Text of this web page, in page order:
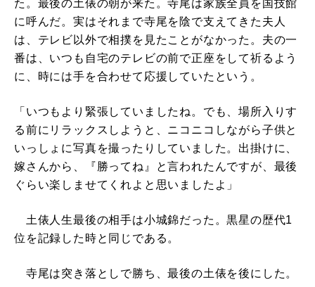
た。最後の土俵の朝が来た。寺尾は家族全員を国技館
に呼んだ。実はそれまで寺尾を陰で支えてきた夫人
は、テレビ以外で相撲を見たことがなかった。夫の一
番は、いつも自宅のテレビの前で正座をして祈るよう
に、時には手を合わせて応援していたという。
「いつもより緊張していましたね。でも、場所入りす
る前にリラックスしようと、ニコニコしながら子供と
いっしょに写真を撮ったりしていました。出掛けに、
嫁さんから、『勝ってね』と言われたんですが、最後
ぐらい楽しませてくれよと思いましたよ」
土俵人生最後の相手は小城錦だった。黒星の歴代1
位を記録した時と同じである。
寺尾は突き落としで勝ち、最後の土俵を後にした。